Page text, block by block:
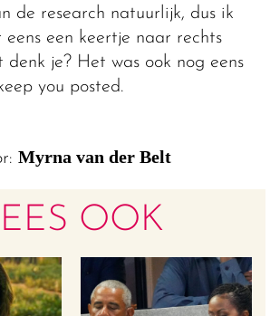
de research natuurlijk, dus ik
eens een keertje naar rechts
denk je? Het was ook nog eens
you posted.
Myrna van der Belt
OOK